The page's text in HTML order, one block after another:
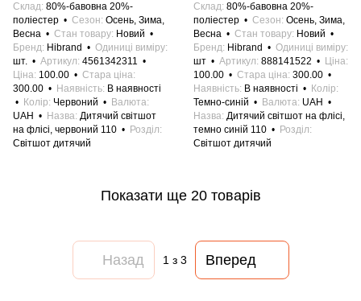
Склад 80%-бавовна 20%-
поліестер
Сезон Осень, Зима,
Весна
Стан товару Новий
Бренд Hibrand
Одиниці виміру
шт.
Артикул 4561342311
Ціна 100.00
Стара ціна
300.00
Наявність В наявності
Колір Червоний
Валюта
UAH
Назва Дитячий світшот
на флісі, червоний 110
Розділ
Світшот дитячий
Склад 80%-бавовна 20%-
поліестер
Сезон Осень, Зима,
Весна
Стан товару Новий
Бренд Hibrand
Одиниці виміру
шт
Артикул 888141522
Ціна
100.00
Стара ціна 300.00
Наявність В наявності
Колір
Темно-синій
Валюта UAH
Назва Дитячий світшот на флісі,
темно синій 110
Розділ
Світшот дитячий
Показати ще 20 товарів
Назад 1з 3 Вперед